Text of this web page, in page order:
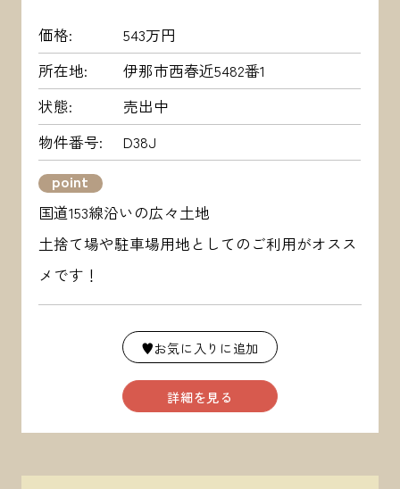
価格
543万円
所在地
伊那市西春近5482番1
状態
売出中
物件番号
D38J
point
国道153線沿いの広々土地
土捨て場や駐車場用地としてのご利用がオスス
メです！
♥お気に入りに追加
詳細を見る